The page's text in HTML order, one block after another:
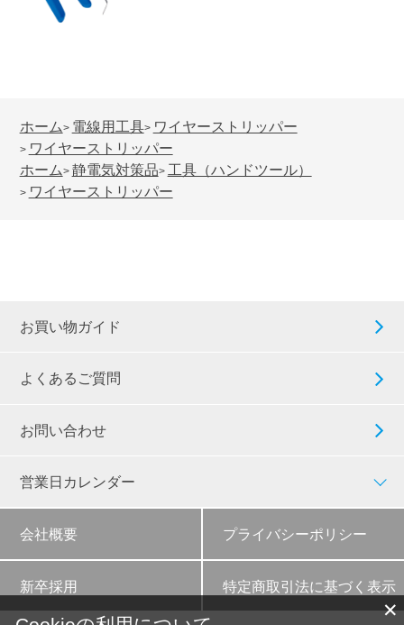
ホーム> 電線用工具> ワイヤーストリッパー
> ワイヤーストリッパー
ホーム> 静電気対策品> 工具（ハンドツール）
> ワイヤーストリッパー
お買い物ガイド
よくあるご質問
お問い合わせ
営業日カレンダー
会社概要 プライバシーポリシー
新卒採用 特定商取引法に基づく表示
✕